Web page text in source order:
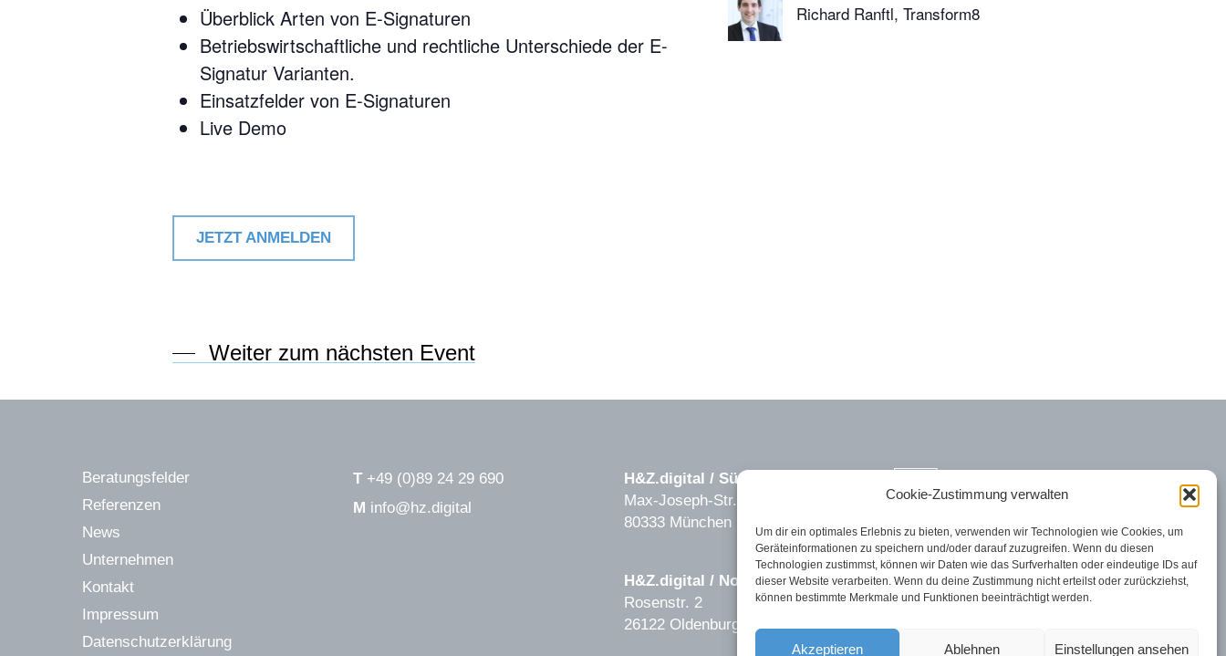
Cookie-Zustimmung verwalten
Um dir ein optimales Erlebnis zu bieten, verwenden wir Technologien wie Cookies, um
Geräteinformationen zu speichern und/oder darauf zuzugreifen. Wenn du diesen
Technologien zustimmst, können wir Daten wie das Surfverhalten oder eindeutige IDs auf
dieser Website verarbeiten. Wenn du deine Zustimmung nicht erteilst oder zurückziehst,
können bestimmte Merkmale und Funktionen beeinträchtigt werden.
Akzeptieren Ablehnen Einstellungen ansehen
Überblick Arten von E-Signaturen
Betriebswirtschaftliche und rechtliche Unterschiede der E-
Signatur Varianten.
Einsatzfelder von E-Signaturen
Live Demo
Richard Ranftl, Transform8
JETZT ANMELDEN
Weiter zum nächsten Event
Beratungsfelder
Referenzen
News
Unternehmen
Kontakt
Impressum
Datenschutzerklärung
T +49 (0)89 24 29 690
M info@hz.digital
H&Z.digital / Süd
Max-Joseph-Str. 6
80333 München
H&Z.digital / Nord
Rosenstr. 2
26122 Oldenburg